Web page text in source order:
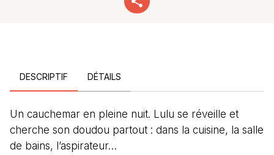
DESCRIPTIF DÉTAILS
Un cauchemar en pleine nuit. Lulu se réveille et
cherche son doudou partout : dans la cuisine, la salle
de bains, l’aspirateur…